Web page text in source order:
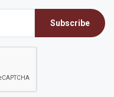
Subscribe